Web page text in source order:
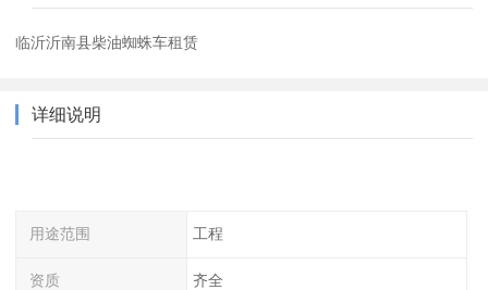
临沂沂南县柴油蜘蛛车租赁
详细说明
用途范围 工程
资质 齐全